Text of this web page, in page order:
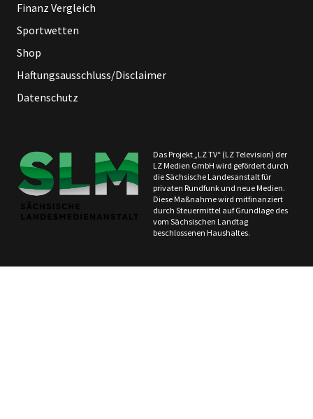
Finanz Vergleich
Sportwetten
Shop
Haftungsausschluss/Disclaimer
Datenschutz
Das Projekt „LZ TV“ (LZ Television) der
LZ Medien GmbH wird gefördert durch
die Sächsische Landesanstalt für
privaten Rundfunk und neue Medien.
Diese Maßnahme wird mitfinanziert
durch Steuermittel auf Grundlage des
vom Sächsischen Landtag
beschlossenen Haushaltes.